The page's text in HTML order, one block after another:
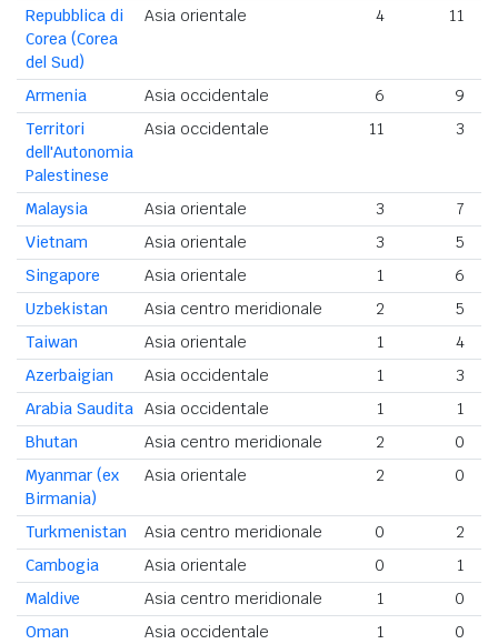
Repubblica di
Corea (Corea
del Sud)
Asia orientale 4 11
Armenia Asia occidentale 6
9
Territori
dell'Autonomia
Palestinese
Asia occidentale 11 3
Malaysia Asia orientale 3
7
Vietnam
Asia orientale 3
5
Singapore
Asia orientale 1
6
Uzbekistan
Asia centro meridionale 2
5
Taiwan
Asia orientale 1
4
Azerbaigian
Asia occidentale 1
3
Arabia Saudita Asia occidentale 1
1
Bhutan
Asia centro meridionale 2
0
Myanmar (ex
Birmania)
Asia orientale 2 0
Turkmenistan Asia centro meridionale 0
2
Cambogia
Asia orientale 0
1
Maldive
Asia centro meridionale 1
0
Oman
Asia occidentale 1
0